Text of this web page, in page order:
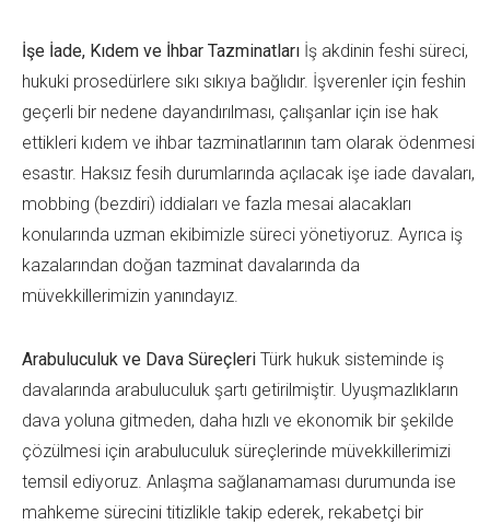
İşe İade, Kıdem ve İhbar Tazminatları İş akdinin feshi süreci,
hukuki prosedürlere sıkı sıkıya bağlıdır. İşverenler için feshin
geçerli bir nedene dayandırılması, çalışanlar için ise hak
ettikleri kıdem ve ihbar tazminatlarının tam olarak ödenmesi
esastır. Haksız fesih durumlarında açılacak işe iade davaları,
mobbing (bezdiri) iddiaları ve fazla mesai alacakları
konularında uzman ekibimizle süreci yönetiyoruz. Ayrıca iş
kazalarından doğan tazminat davalarında da
müvekkillerimizin yanındayız.
Arabuluculuk ve Dava Süreçleri Türk hukuk sisteminde iş
davalarında arabuluculuk şartı getirilmiştir. Uyuşmazlıkların
dava yoluna gitmeden, daha hızlı ve ekonomik bir şekilde
çözülmesi için arabuluculuk süreçlerinde müvekkillerimizi
temsil ediyoruz. Anlaşma sağlanamaması durumunda ise
mahkeme sürecini titizlikle takip ederek, rekabetçi bir